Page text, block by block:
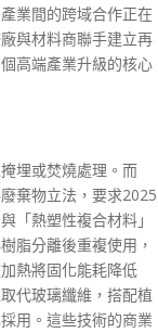
業間的跨域合作正在
與材料商聯手建立再
高端產業升級的核心
埋或焚燒處理。而
棄物立法，要求2025
「熱塑性複合材料」
脂分離後重複使用，
熱將固化能耗降低
代玻璃纖維，搭配植
用。這些技術的商業